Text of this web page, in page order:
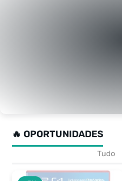
🔥 OPORTUNIDADES
Tudo